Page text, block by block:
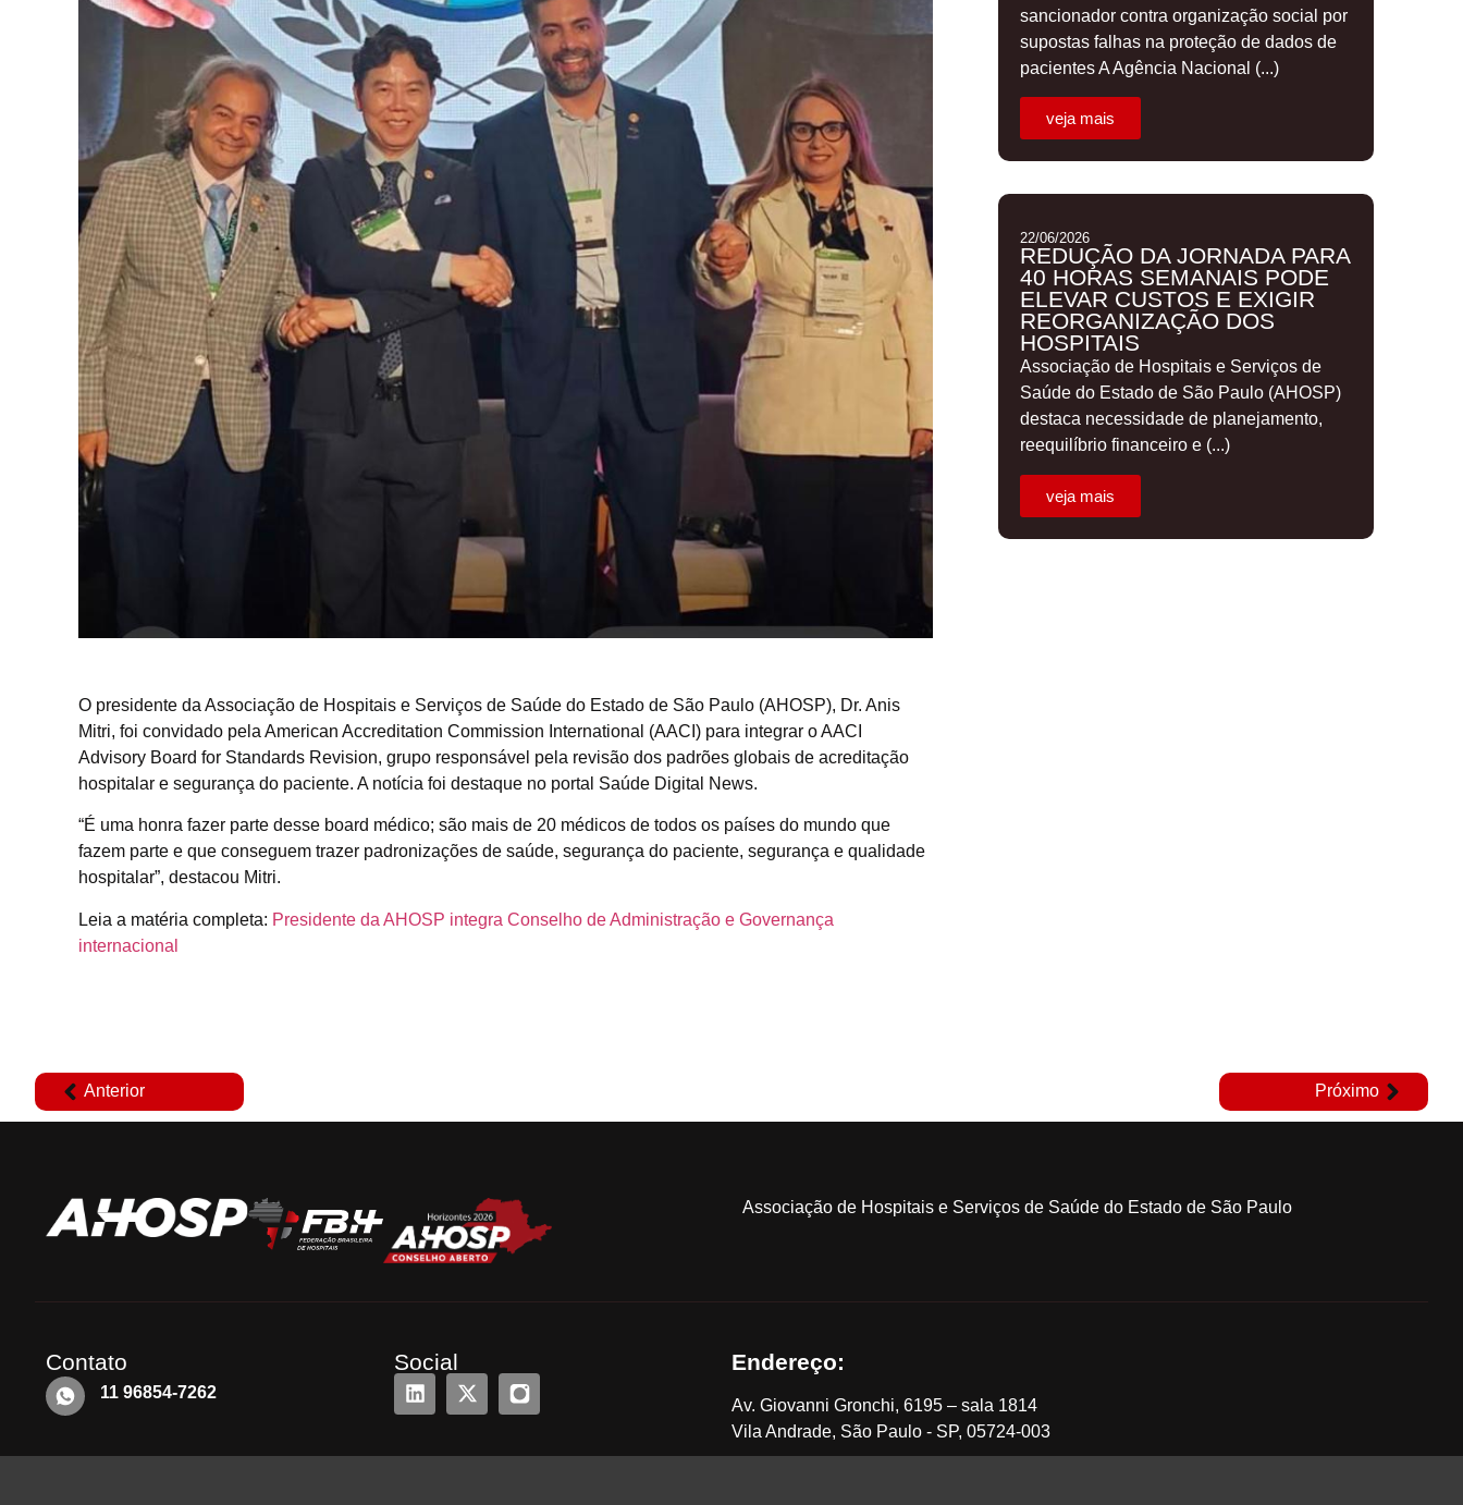
O presidente da Associação de Hospitais e Serviços de Saúde do Estado de São Paulo (AHOSP), Dr. Anis
Mitri, foi convidado pela American Accreditation Commission International (AACI) para integrar o AACI
Advisory Board for Standards Revision, grupo responsável pela revisão dos padrões globais de acreditação
hospitalar e segurança do paciente. A notícia foi destaque no portal Saúde Digital News.
“É uma honra fazer parte desse board médico; são mais de 20 médicos de todos os países do mundo que
fazem parte e que conseguem trazer padronizações de saúde, segurança do paciente, segurança e qualidade
hospitalar”, destacou Mitri.
Leia a matéria completa: Presidente da AHOSP integra Conselho de Administração e Governança
internacional
sancionador contra organização social por
supostas falhas na proteção de dados de
pacientes A Agência Nacional (...)
veja mais
22/06/2026
REDUÇÃO DA JORNADA PARA
40 HORAS SEMANAIS PODE
ELEVAR CUSTOS E EXIGIR
REORGANIZAÇÃO DOS
HOSPITAIS
Associação de Hospitais e Serviços de
Saúde do Estado de São Paulo (AHOSP)
destaca necessidade de planejamento,
reequilíbrio financeiro e (...)
veja mais
Anterior Próximo
Associação de Hospitais e Serviços de Saúde do Estado de São Paulo
Contato
11 96854-7262
Social Endereço:
Av. Giovanni Gronchi, 6195 – sala 1814
Vila Andrade, São Paulo - SP, 05724-003